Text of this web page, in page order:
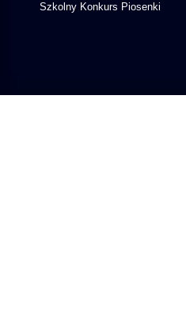
Szkolny Konkurs Piosenki